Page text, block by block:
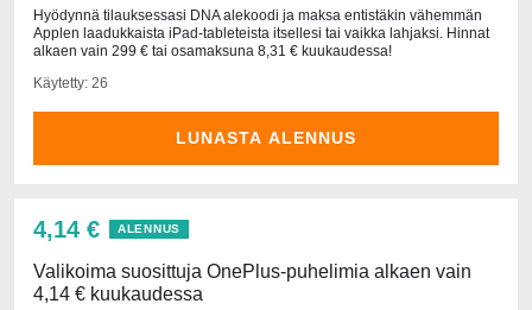
Hyödynnä tilauksessasi DNA alekoodi ja maksa entistäkin vähemmän
Applen laadukkaista iPad-tableteista itsellesi tai vaikka lahjaksi. Hinnat
alkaen vain 299 € tai osamaksuna 8,31 € kuukaudessa!
Käytetty: 26
LUNASTA ALENNUS
4,14 € ALENNUS
Valikoima suosittuja OnePlus-puhelimia alkaen vain
4,14 € kuukaudessa